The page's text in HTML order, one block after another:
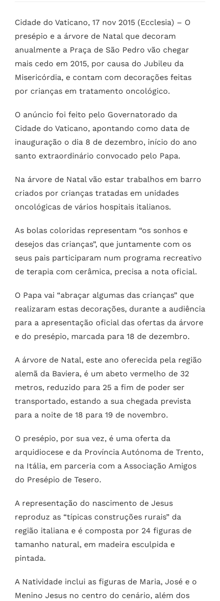
Cidade do Vaticano, 17 nov 2015 (Ecclesia) – O
presépio e a árvore de Natal que decoram
anualmente a Praça de São Pedro vão chegar
mais cedo em 2015, por causa do Jubileu da
Misericórdia, e contam com decorações feitas
por crianças em tratamento oncológico.
O anúncio foi feito pelo Governatorado da
Cidade do Vaticano, apontando como data de
inauguração o dia 8 de dezembro, início do ano
santo extraordinário convocado pelo Papa.
Na árvore de Natal vão estar trabalhos em barro
criados por crianças tratadas em unidades
oncológicas de vários hospitais italianos.
As bolas coloridas representam “os sonhos e
desejos das crianças”, que juntamente com os
seus pais participaram num programa recreativo
de terapia com cerâmica, precisa a nota oficial.
O Papa vai “abraçar algumas das crianças” que
realizaram estas decorações, durante a audiência
para a apresentação oficial das ofertas da árvore
e do presépio, marcada para 18 de dezembro.
A árvore de Natal, este ano oferecida pela região
alemã da Baviera, é um abeto vermelho de 32
metros, reduzido para 25 a fim de poder ser
transportado, estando a sua chegada prevista
para a noite de 18 para 19 de novembro.
O presépio, por sua vez, é uma oferta da
arquidiocese e da Província Autónoma de Trento,
na Itália, em parceria com a Associação Amigos
do Presépio de Tesero.
A representação do nascimento de Jesus
reproduz as “típicas construções rurais” da
região italiana e é composta por 24 figuras de
tamanho natural, em madeira esculpida e
pintada.
A Natividade inclui as figuras de Maria, José e o
Menino Jesus no centro do cenário, além dos